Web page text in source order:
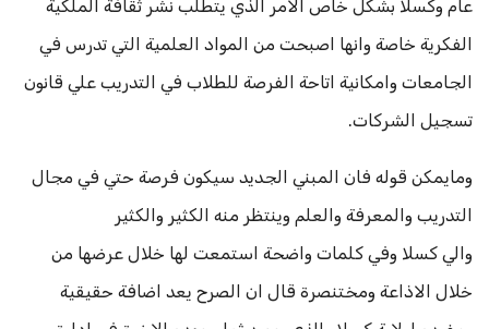
عام وكسلا بشكل خاص الامر الذي يتطلب نشر ثقافة الملكية
الفكرية خاصة وانها اصبحت من المواد العلمية التي تدرس في
الجامعات وامكانية اتاحة الفرصة للطلاب في التدريب علي قانون
تسجيل الشركات.
ومايمكن قوله فان المبني الجديد سيكون فرصة حتي في مجال
التدريب والمعرفة والعلم وينتظر منه الكثير والكثير
والي كسلا وفي كلمات واضحة استمعت لها خلال عرضها من
خلال الاذاعة ومختنصرة قال ان الصرح يعد اضافة حقيقية